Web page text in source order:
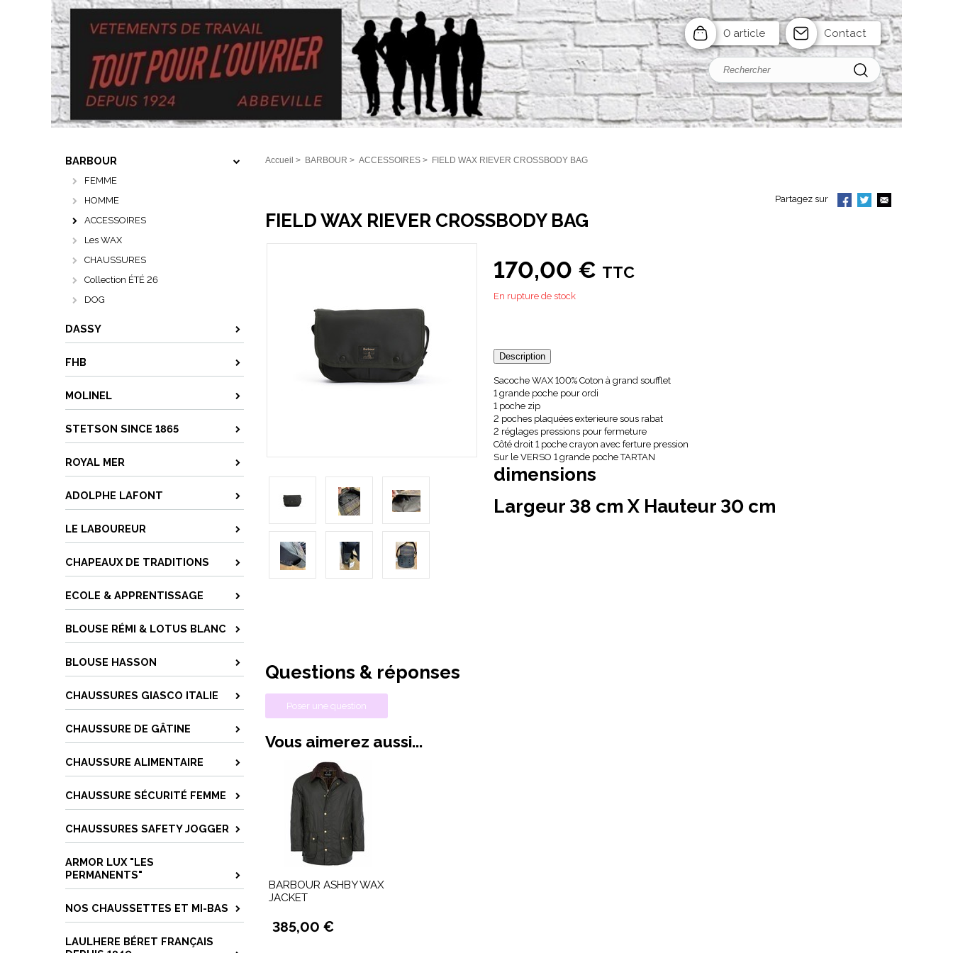
0 article Contact
BARBOUR
FEMME
HOMME
ACCESSOIRES
Les WAX
CHAUSSURES
Collection ÉTÉ 26
DOG
DASSY
FHB
MOLINEL
STETSON SINCE 1865
ROYAL MER
ADOLPHE LAFONT
LE LABOUREUR
CHAPEAUX DE TRADITIONS
ECOLE & APPRENTISSAGE
BLOUSE RÉMI & LOTUS BLANC
BLOUSE HASSON
CHAUSSURES GIASCO ITALIE
CHAUSSURE DE GÂTINE
CHAUSSURE ALIMENTAIRE
CHAUSSURE SÉCURITÉ FEMME
CHAUSSURES SAFETY JOGGER
ARMOR LUX "LES
PERMANENTS"
NOS CHAUSSETTES ET MI-BAS
LAULHERE BÉRET FRANÇAIS
Accueil > BARBOUR > ACCESSOIRES > FIELD WAX RIEVER CROSSBODY BAG
Partagez sur
FIELD WAX RIEVER CROSSBODY BAG
170,00 € TTC
En rupture de stock
Description
Sacoche WAX 100% Coton à grand soufflet
1 grande poche pour ordi
1 poche zip
2 poches plaquées exterieure sous rabat
2 réglages pressions pour fermeture
Côté droit 1 poche crayon avec ferture pression
Sur le VERSO 1 grande poche TARTAN
dimensions
Largeur 38 cm X Hauteur 30 cm
Questions & réponses
Poser une question
Vous aimerez aussi...
BARBOUR ASHBY WAX
JACKET
385,00 €